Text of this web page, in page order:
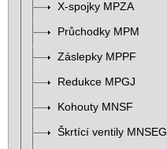
X-spojky MPZA
Průchodky MPM
Záslepky MPPF
Redukce MPGJ
Kohouty MNSF
Škrtící ventily MNSEG